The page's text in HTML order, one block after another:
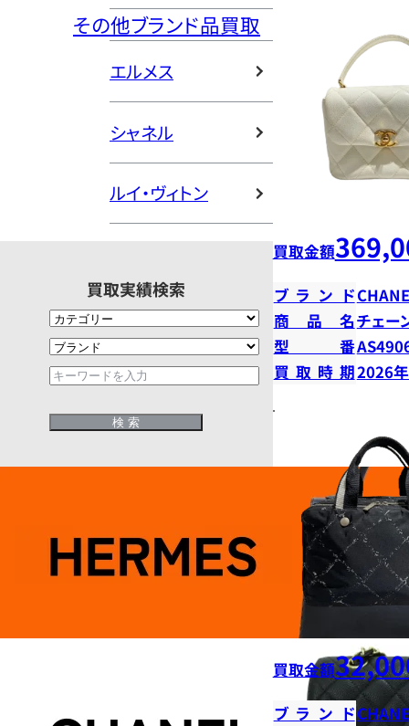
その他ブランド品買取
エルメス
シャネル
ルイ・ヴィトン
買取実績検索
買取金額
ブランド
商品名チェー
型番
買取時期2026
買取金額
ブランド